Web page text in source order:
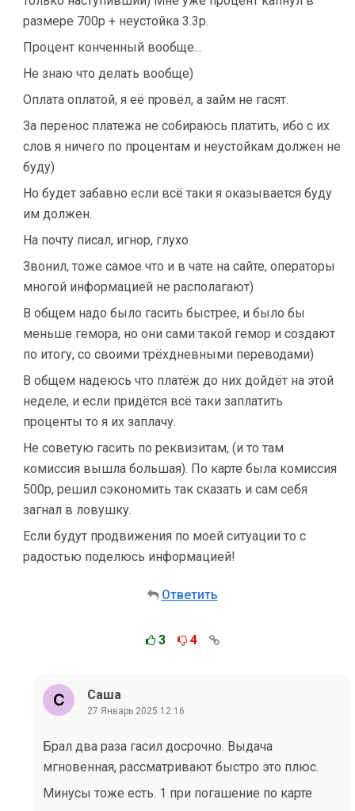
размере 700р + неустойка 3.3р.
Процент конченный вообще...
Не знаю что делать вообще)
Оплата оплатой, я её провёл, а займ не гасят.
За перенос платежа не собираюсь платить, ибо с их
слов я ничего по процентам и неустойкам должен не
буду)
Но будет забавно если всё таки я оказывается буду
им должен.
На почту писал, игнор, глухо.
Звонил, тоже самое что и в чате на сайте, операторы
многой информацией не располагают)
В общем надо было гасить быстрее, и было бы
меньше гемора, но они сами такой гемор и создают
по итогу, со своими трёхдневными переводами)
В общем надеюсь что платёж до них дойдёт на этой
неделе, и если придётся всё таки заплатить
проценты то я их заплачу.
Не советую гасить по реквизитам, (и то там
комиссия вышла большая). По карте была комиссия
500р, решил сэкономить так сказать и сам себя
загнал в ловушку.
Если будут продвижения по моей ситуации то с
радостью поделюсь информацией!
Ответить
3 4
Саша
27 Январь 2025 12:16
Брал два раза гасил досрочно. Выдача
мгновенная, рассматривают быстро это плюс.
Минусы тоже есть. 1 при погашение по карте